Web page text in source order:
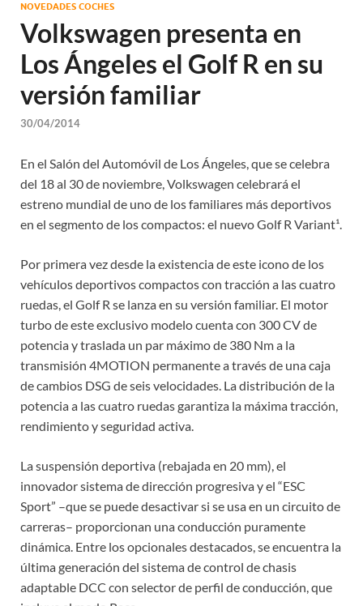
NOVEDADES COCHES
Volkswagen presenta en
Los Ángeles el Golf R en su
versión familiar
30/04/2014
En el Salón del Automóvil de Los Ángeles, que se celebra
del 18 al 30 de noviembre, Volkswagen celebrará el
estreno mundial de uno de los familiares más deportivos
en el segmento de los compactos: el nuevo Golf R Variant¹.
Por primera vez desde la existencia de este icono de los
vehículos deportivos compactos con tracción a las cuatro
ruedas, el Golf R se lanza en su versión familiar. El motor
turbo de este exclusivo modelo cuenta con 300 CV de
potencia y traslada un par máximo de 380 Nm a la
transmisión 4MOTION permanente a través de una caja
de cambios DSG de seis velocidades. La distribución de la
potencia a las cuatro ruedas garantiza la máxima tracción,
rendimiento y seguridad activa.
La suspensión deportiva (rebajada en 20 mm), el
innovador sistema de dirección progresiva y el “ESC
Sport” –que se puede desactivar si se usa en un circuito de
carreras– proporcionan una conducción puramente
dinámica. Entre los opcionales destacados, se encuentra la
última generación del sistema de control de chasis
adaptable DCC con selector de perfil de conducción, que